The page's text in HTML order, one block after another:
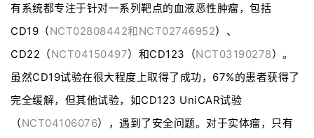
有系统都专注于针对一系列靶点的血液恶性肿瘤，包括
CD19（NCT02808442和NCT02746952）、
CD22（NCT04150497）和CD123（NCT03190278）。
虽然CD19试验在很大程度上取得了成功，67%的患者获得了
完全缓解，但其他试验，如CD123 UniCAR试验
（NCT04106076），遇到了安全问题。对于实体瘤，只有